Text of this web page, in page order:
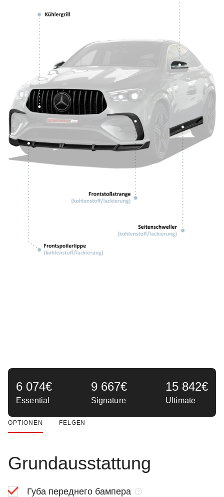
6 074€
Essential
9 667€
Signature
15 842€
Ultimate
OPTIONEN FELGEN
Grundausstattung
Губа переднего бампера